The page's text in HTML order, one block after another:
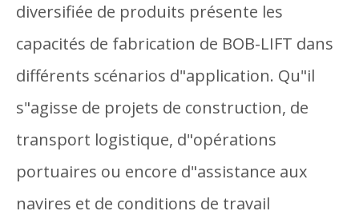
diversifiée de produits présente les
capacités de fabrication de BOB-LIFT dans
différents scénarios d"application. Qu"il
s"agisse de projets de construction, de
transport logistique, d"opérations
portuaires ou encore d"assistance aux
navires et de conditions de travail